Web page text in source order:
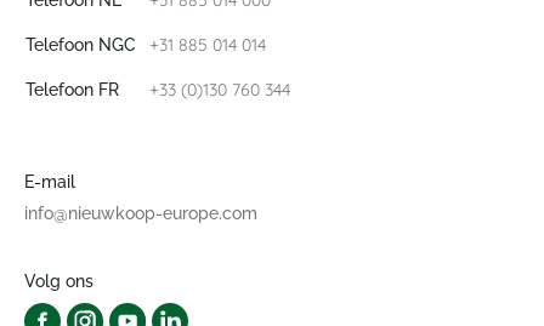
Telefoon NGC +31 885 014 014
Telefoon FR +33 (0)130 760 344
E-mail
info@nieuwkoop-europe.com
Volg ons